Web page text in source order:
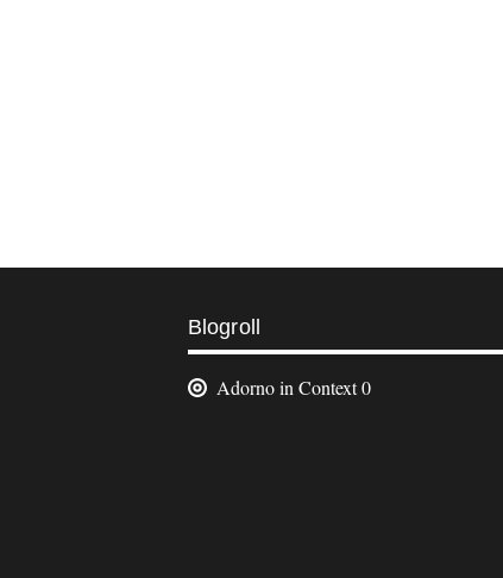
Weitere
Informationen
Blogroll
Adorno in Context0